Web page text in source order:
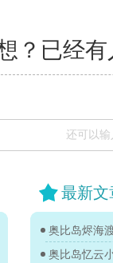
？已经有
还可以输
最新文
奥比岛烬海
奥比岛忆云